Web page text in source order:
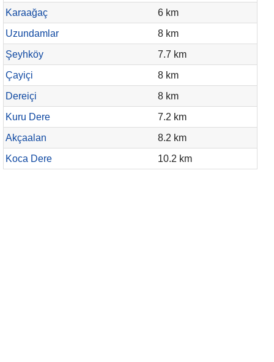
Karaağaç
6 km
Uzundamlar
8 km
Şeyhköy
7.7 km
Çayiçi
8 km
Dereiçi
8 km
Kuru Dere
7.2 km
Akçaalan
8.2 km
Koca Dere
10.2 km